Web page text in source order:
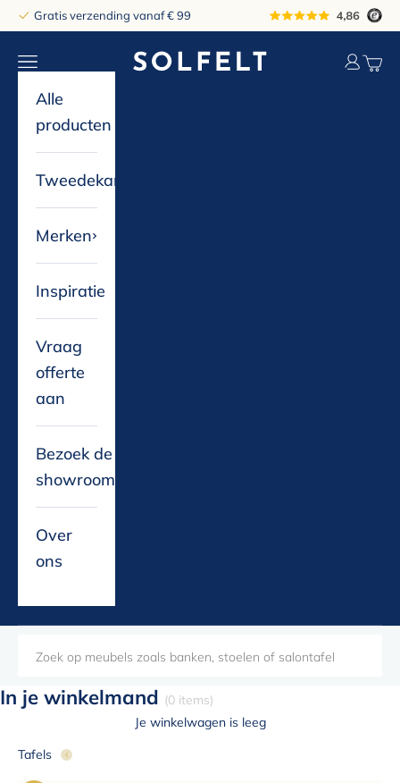
Naar inhoudGratis verzending vanaf € 99
solfelt
Navigatiemenu openen
Alle
producten
Tweedekans
Merken
Inspiratie
Vraag
offerte
aan
Bezoek de
showroom
Over
ons
In je winkelmand (0 items)
Je winkelwagen is leeg
Tafels